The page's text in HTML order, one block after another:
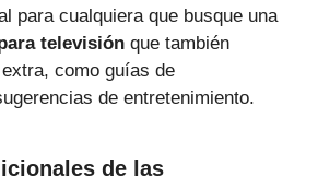
para cualquiera que busque una
televisión que también
como guías de
de entretenimiento.
de las